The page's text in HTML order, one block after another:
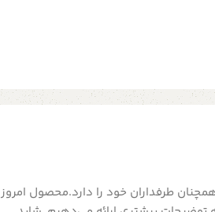
طرفداران خود را دارد.محصول امروز